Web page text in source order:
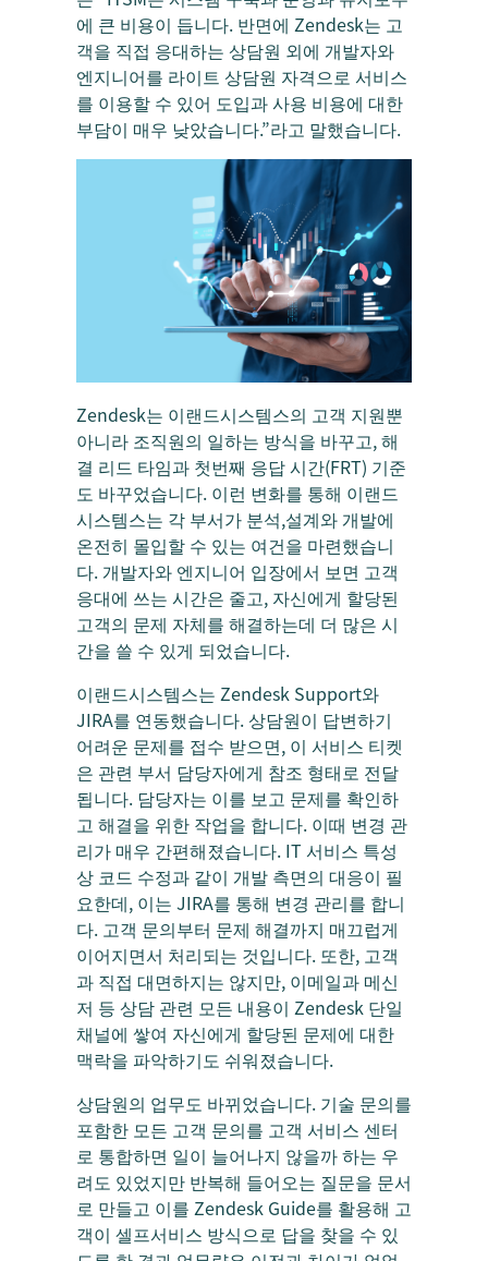
에 큰 비용이 듭니다. 반면에 Zendesk는 고
객을 직접 응대하는 상담원 외에 개발자와
엔지니어를 라이트 상담원 자격으로 서비스
를 이용할 수 있어 도입과 사용 비용에 대한
부담이 매우 낮았습니다.”라고 말했습니다.
Zendesk는 이랜드시스템스의 고객 지원뿐
아니라 조직원의 일하는 방식을 바꾸고, 해
결 리드 타임과 첫번째 응답 시간(FRT) 기준
도 바꾸었습니다. 이런 변화를 통해 이랜드
시스템스는 각 부서가 분석,설계와 개발에
온전히 몰입할 수 있는 여건을 마련했습니
다. 개발자와 엔지니어 입장에서 보면 고객
응대에 쓰는 시간은 줄고, 자신에게 할당된
고객의 문제 자체를 해결하는데 더 많은 시
간을 쓸 수 있게 되었습니다.
이랜드시스템스는 Zendesk Support와
JIRA를 연동했습니다. 상담원이 답변하기
어려운 문제를 접수 받으면, 이 서비스 티켓
은 관련 부서 담당자에게 참조 형태로 전달
됩니다. 담당자는 이를 보고 문제를 확인하
고 해결을 위한 작업을 합니다. 이때 변경 관
리가 매우 간편해졌습니다. IT 서비스 특성
상 코드 수정과 같이 개발 측면의 대응이 필
요한데, 이는 JIRA를 통해 변경 관리를 합니
다. 고객 문의부터 문제 해결까지 매끄럽게
이어지면서 처리되는 것입니다. 또한, 고객
과 직접 대면하지는 않지만, 이메일과 메신
저 등 상담 관련 모든 내용이 Zendesk 단일
채널에 쌓여 자신에게 할당된 문제에 대한
맥락을 파악하기도 쉬워졌습니다.
상담원의 업무도 바뀌었습니다. 기술 문의를
포함한 모든 고객 문의를 고객 서비스 센터
로 통합하면 일이 늘어나지 않을까 하는 우
려도 있었지만 반복해 들어오는 질문을 문서
로 만들고 이를 Zendesk Guide를 활용해 고
객이 셀프서비스 방식으로 답을 찾을 수 있